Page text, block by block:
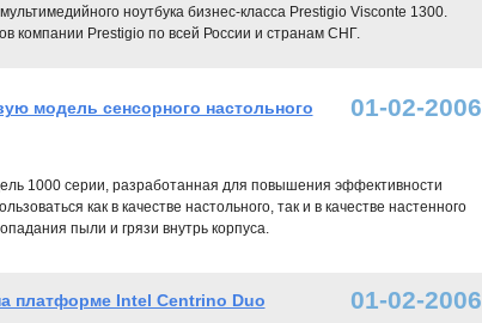
ноутбука бизнес-класса Prestigio Visconte 1300.
компании Prestigio по всей России и странам СНГ.
модель сенсорного настольного
01-02-2006
1000 серии, разработанная для повышения эффективности
как в качестве настольного, так и в качестве настенного
пыли и грязи внутрь корпуса.
платформе Intel Centrino Duo 01-02-2006